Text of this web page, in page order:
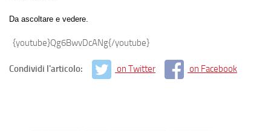
Da ascoltare e vedere.
{youtube}Qg6BwvDcANg{/youtube}
Condividi l'articolo: on Twitter on Facebook